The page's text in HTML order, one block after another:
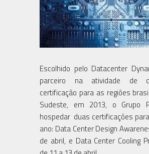
Escolhido pelo Datacenter
parceiro na atividade de
certificação para as regiões
Sudeste, em 2013, o Grupo
hospedar duas certificações
ano: Data Center Design
de abril, e Data Center Cooling